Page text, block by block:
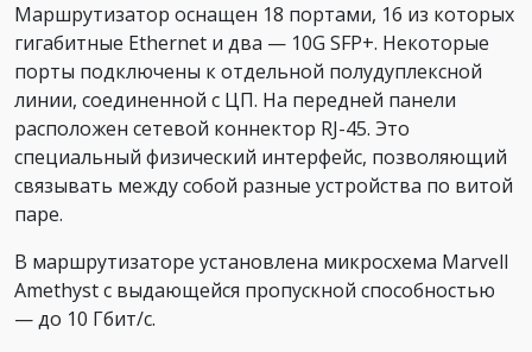
Маршрутизатор оснащен 18 портами, 16 из которых
гигабитные Ethernet и два — 10G SFP+. Некоторые
порты подключены к отдельной полудуплексной
линии, соединенной с ЦП. На передней панели
расположен сетевой коннектор RJ-45. Это
специальный физический интерфейс, позволяющий
связывать между собой разные устройства по витой
паре.
В маршрутизаторе установлена микросхема Marvell
Amethyst с выдающейся пропускной способностью
— до 10 Гбит/с.